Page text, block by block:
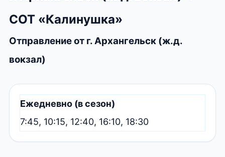
СОТ «Калинушка»
Отправление от г. Архангельск (ж.д.
вокзал)
Ежедневно (в сезон)
7:45, 10:15, 12:40, 16:10, 18:30